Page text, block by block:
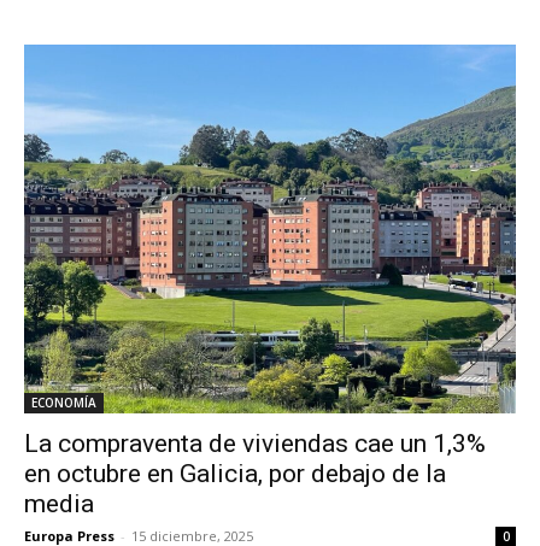
ECONOMÍA
La compraventa de viviendas cae un 1,3%
en octubre en Galicia, por debajo de la
media
Europa Press - 15 diciembre, 2025 0